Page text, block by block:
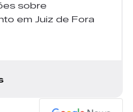
sobre
em Juiz de Fora